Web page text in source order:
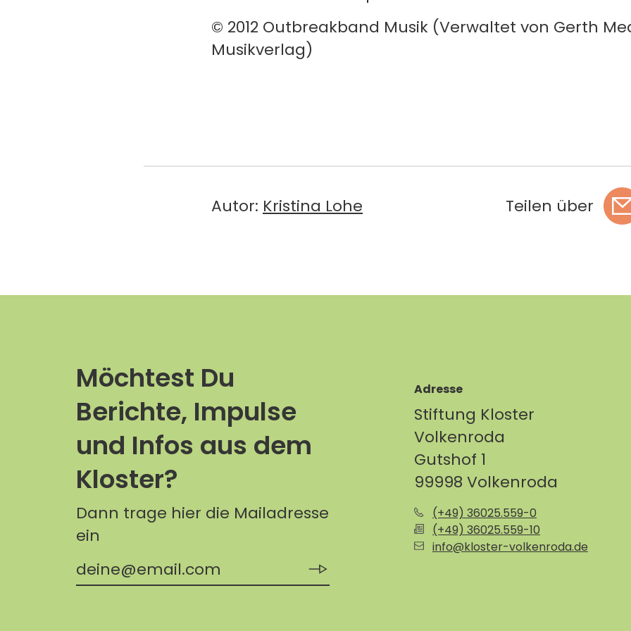
© 2012 Outbreakband Musik (Verwaltet von Gerth
Musikverlag)
Autor: Kristina Lohe Teilen über
Möchtest Du
Berichte, Impulse
und Infos aus dem
Kloster?
Dann trage hier die Mailadresse
ein
Adresse
Stiftung Kloster
Volkenroda
Gutshof 1
99998 Volkenroda
(+49) 36025.559-0
(+49) 36025.559-10
info@kloster-volkenroda.de